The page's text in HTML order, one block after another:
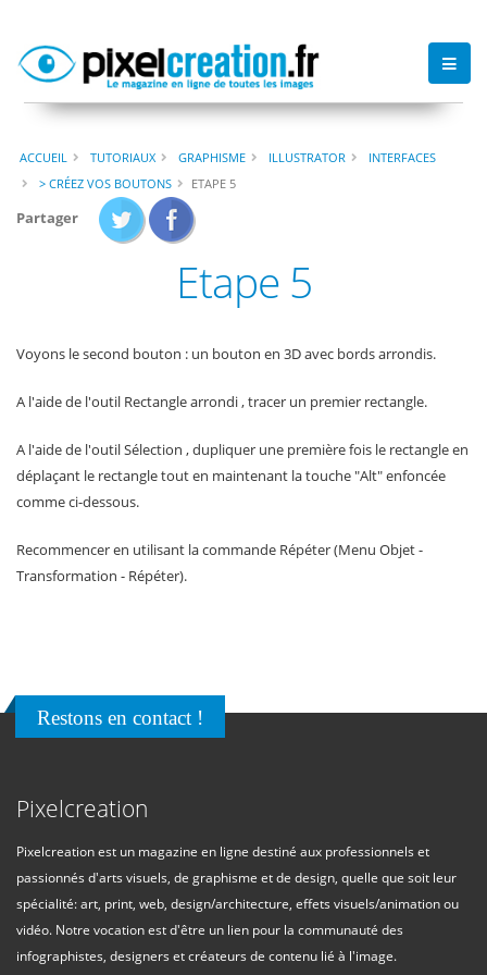
ACCUEIL TUTORIAUX GRAPHISME ILLUSTRATOR
INTERFACES
> CRÉEZ VOS BOUTONS
ETAPE 5
Partager
Etape 5
Voyons le second bouton : un bouton en 3D avec bords arrondis.
A l'aide de l'outil Rectangle arrondi , tracer un premier rectangle.
A l'aide de l'outil Sélection , dupliquer une première fois le rectangle en
déplaçant le rectangle tout en maintenant la touche "Alt" enfoncée
comme ci-dessous.
Recommencer en utilisant la commande Répéter (Menu Objet -
Transformation - Répéter).
Restons en contact !
Pixelcreation
Pixelcreation est un magazine en ligne destiné aux professionnels et
passionnés d'arts visuels, de graphisme et de design, quelle que soit leur
spécialité: art, print, web, design/architecture, effets visuels/animation ou
vidéo. Notre vocation est d'être un lien pour la communauté des
infographistes, designers et créateurs de contenu lié à l'image.